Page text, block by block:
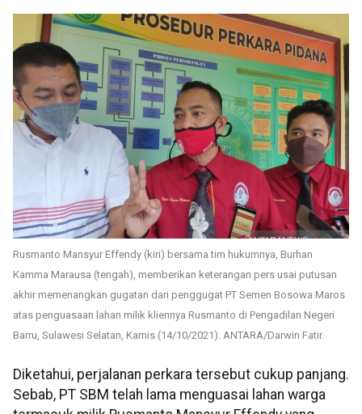
Rusmanto Mansyur Effendy (kiri) bersama tim hukumnya, Burhan
Kamma Marausa (tengah), memberikan keterangan pers usai putusan
akhir memenangkan gugatan dari penggugat PT Semen Bosowa Maros
atas penguasaan lahan milik kliennya Rusmanto di Pengadilan Negeri
Barru, Sulawesi Selatan, Kamis (14/10/2021). ANTARA/Darwin Fatir.
Diketahui, perjalanan perkara tersebut cukup panjang.
Sebab, PT SBM telah lama menguasai lahan warga